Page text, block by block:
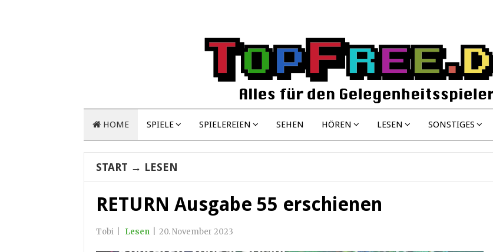
HOME SPIELE SPIELEREIEN SEHEN HÖREN LESEN SONSTIGES
START → LESEN
RETURN Ausgabe 55 erschienen
Tobi Lesen 20. November 2023